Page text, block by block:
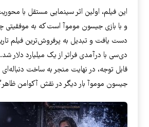
این فیلم، اولین اثر سینمایی مستقل با
و با بازی جیسون موموآ است که به موفقیتی
دست یافت و تبدیل به پرفروش‌ترین فیلم
دی‌سی با درآمدی فراتر از یک میلیارد دلار
قابل توجه، در نهایت منجر به ساخت
جیسون موموآ بار دیگر در نقش آکوامن ظاهر